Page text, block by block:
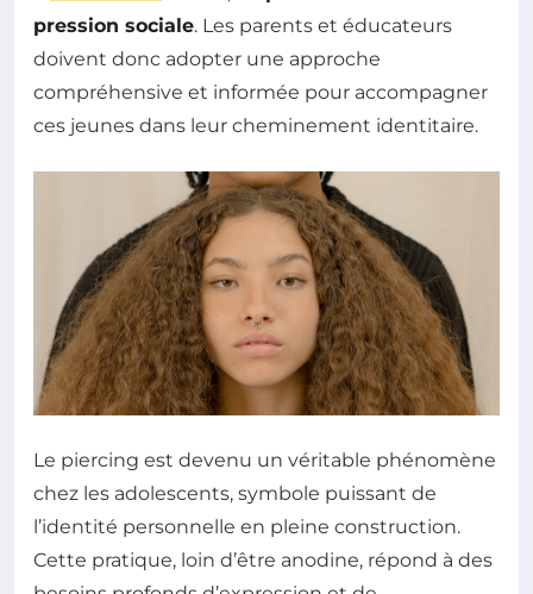
pression sociale. Les parents et éducateurs
doivent donc adopter une approche
compréhensive et informée pour accompagner
ces jeunes dans leur cheminement identitaire.
Le piercing est devenu un véritable phénomène
chez les adolescents, symbole puissant de
l’identité personnelle en pleine construction.
Cette pratique, loin d’être anodine, répond à des